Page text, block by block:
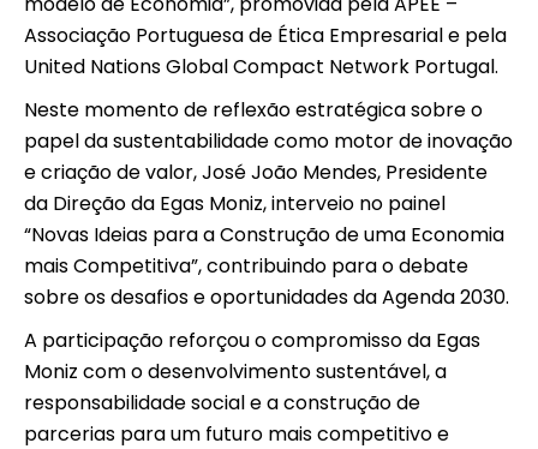
Associação Portuguesa de Ética Empresarial e pela
United Nations Global Compact Network Portugal.
Neste momento de reflexão estratégica sobre o
papel da sustentabilidade como motor de inovação
e criação de valor, José João Mendes, Presidente
da Direção da Egas Moniz, interveio no painel
“Novas Ideias para a Construção de uma Economia
mais Competitiva”, contribuindo para o debate
sobre os desafios e oportunidades da Agenda 2030.
A participação reforçou o compromisso da Egas
Moniz com o desenvolvimento sustentável, a
responsabilidade social e a construção de
parcerias para um futuro mais competitivo e